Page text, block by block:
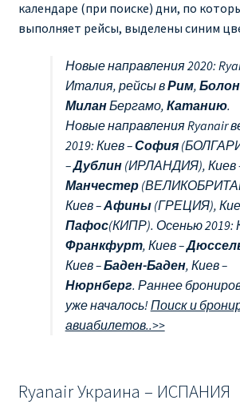
Ryanair изменить фамилию
RYANAIR ИТАЛИЯ
RYANAIR КУПИТЬ БИЛЕТЫ ENGLISH
Ryanair направления, акции
Ryanair онлайн регистрация
Ryanair ошибка в фамилии, имени
Ryanair пересадки
Ryanair Польша
календаре (при поиске) дни, по
выполняет рейсы, выделены синим
Новые направления 2020:
Италия, рейсы вРим,
МиланБергамо, Катанию.
Новые направления Ryanair
2019: Киев –София
–Дублин(ИРЛАНДИЯ), Киев
Манчестер
Киев –Афины(ГРЕЦИЯ),
Пафос(КИПР). Осенью 2019:
Франкфурт, Киев –
Киев –Баден-Баден, Киев –
Нюрнберг. Раннее
уже началось! Поиск и
авиабилетов..>>
Ryanair Украина – ИСПАНИЯ